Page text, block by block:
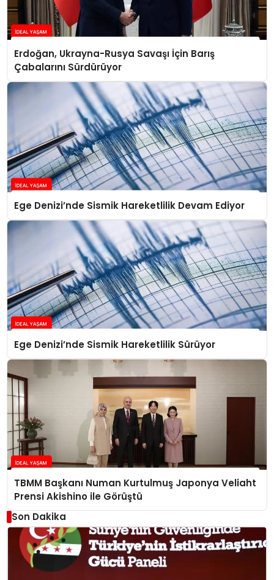
Erdoğan, Ukrayna-Rusya Savaşı İçin Barış
Çabalarını Sürdürüyor
Ege Denizi’nde Sismik Hareketlilik Devam Ediyor
Ege Denizi’nde Sismik Hareketlilik Sürüyor
TBMM Başkanı Numan Kurtulmuş Japonya Veliaht
Prensi Akishino ile Görüştü
Son Dakika